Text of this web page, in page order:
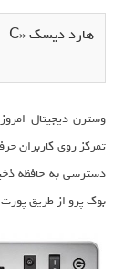
تمرکز روی کاربران
دسترسی به حافظه
بوک پرو از طریق پورت USB-C را خواهد داد.